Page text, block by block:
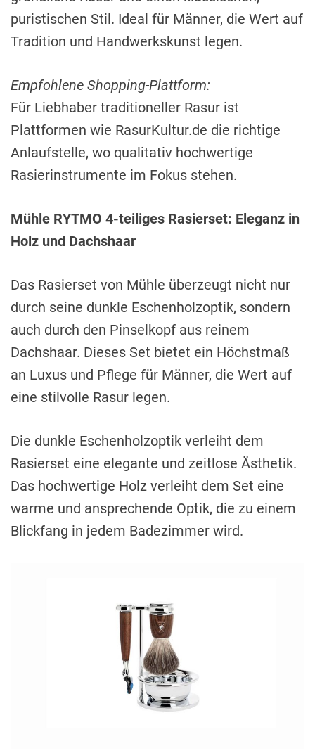
puristischen Stil. Ideal für Männer, die Wert auf
Tradition und Handwerkskunst legen.
Empfohlene Shopping-Plattform:
Für Liebhaber traditioneller Rasur ist
Plattformen wie RasurKultur.de die richtige
Anlaufstelle, wo qualitativ hochwertige
Rasierinstrumente im Fokus stehen.
Mühle RYTMO 4-teiliges Rasierset: Eleganz in
Holz und Dachshaar
Das Rasierset von Mühle überzeugt nicht nur
durch seine dunkle Eschenholzoptik, sondern
auch durch den Pinselkopf aus reinem
Dachshaar. Dieses Set bietet ein Höchstmaß
an Luxus und Pflege für Männer, die Wert auf
eine stilvolle Rasur legen.
Die dunkle Eschenholzoptik verleiht dem
Rasierset eine elegante und zeitlose Ästhetik.
Das hochwertige Holz verleiht dem Set eine
warme und ansprechende Optik, die zu einem
Blickfang in jedem Badezimmer wird.